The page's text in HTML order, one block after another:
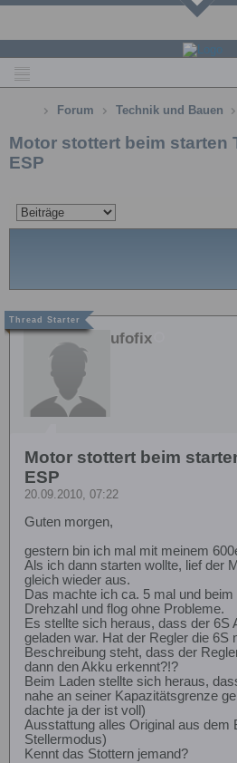
Forum Technik und Bauen
Motor stottert beim starten
ESP
ufofix
Motor stottert beim
ESP
20.09.2010, 07:22
Guten morgen,
gestern bin ich mal mit meinem
Als ich dann starten wollte, lief der
gleich wieder aus.
Das machte ich ca. 5 mal und beim
Drehzahl und flog ohne Probleme.
Es stellte sich heraus, dass der 6S
geladen war. Hat der Regler die 6S
Beschreibung steht, dass der
dann den Akku erkennt?!?
Beim Laden stellte sich heraus,
nahe an seiner Kapazitätsgrenze
dachte ja der ist voll)
Ausstattung alles Original aus dem
Stellermodus)
Kennt das Stottern jemand?